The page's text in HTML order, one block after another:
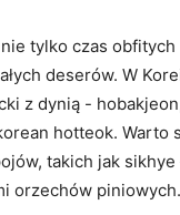
tylko czas
deserów. W
z dynią -⁤
hotteok. Warto‍
takich​ jak sikhye
orzechów piniowych.